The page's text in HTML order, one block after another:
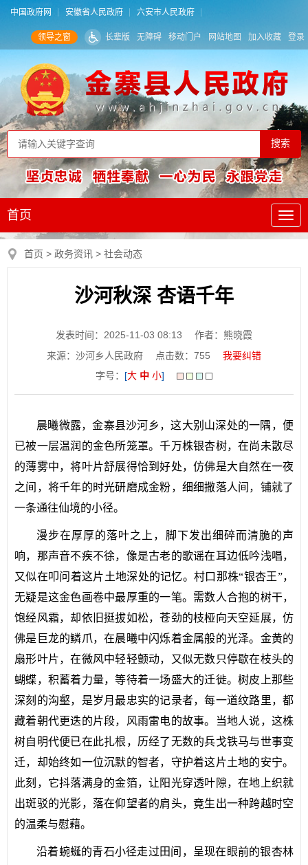
中国政府网 安徽省人民政府 六安市人民政府
领导之窗 长辈版 无障碍 移动门户 网站地图 加入收藏 登录
首页
首页 > 政务资讯 > 社会动态
沙河秋深 杏语千年
发表时间：2025-11-03 08:13
作者：熊晓霞
来源：沙河乡人民政府
点击数： 755
我要纠错
字号： [大 中 小]
晨曦微露，金寨县沙河乡，这大别山深处的一隅，便
已被一层温润的金色所笼罩。千万株银杏树，在尚未散尽
的薄雾中，将叶片舒展得恰到好处，仿佛是大自然在一夜
之间，将千年的时光研磨成金粉，细细撒落人间，铺就了
一条通往仙境的小径。
漫步在厚厚的落叶之上，脚下发出细碎而清脆的声
响，那声音不疾不徐，像是古老的歌谣在耳边低吟浅唱，
又似在叩问着这片土地深处的记忆。村口那株“银杏王”，
无疑是这金色画卷中最厚重的一笔。需数人合抱的树干，
饱经风霜，却依旧挺拔如松，苍劲的枝桠向天空延展，仿
佛是巨龙的鳞爪，在晨曦中闪烁着金属般的光泽。金黄的
扇形叶片，在微风中轻轻颤动，又似无数只停歇在枝头的
蝴蝶，积蓄着力量，等待着一场盛大的迁徙。树皮上那些
深刻的沟壑，是岁月最忠实的记录者，每一道纹路里，都
藏着朝代更迭的片段，风雨雷电的故事。当地人说，这株
树自明代便已在此扎根，历经了无数的兵戈铁马与世事变
迁，却始终如一位沉默的智者，守护着这片土地的安宁。
此刻，它抖落满身的金箔，让阳光穿透叶隙，在地上织就
出斑驳的光影，落在仰望者的肩头，竟生出一种跨越时空
的温柔与慰藉。
沿着蜿蜒的青石小径走过田间，呈现在眼前的银杏林